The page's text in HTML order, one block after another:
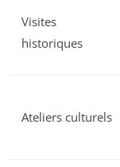
Visites
historiques
Ateliers culturels